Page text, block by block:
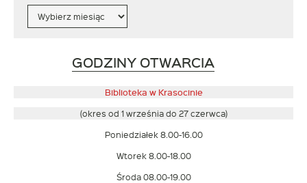
GODZINY OTWARCIA
otwiera
w
nowym
Biblioteka w Krasocinie
(okres od 1 września do 27 czerwca)
Poniedziałek 8.00-16.00
Wtorek 8.00-18.00
Środa 08.00-19.00